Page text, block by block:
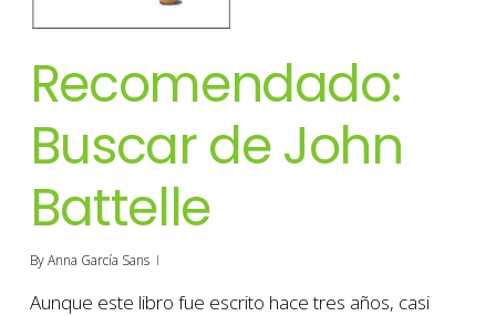
Recomendado:
Buscar de John
Battelle
ByAnna García Sans
Aunque este libro fue escrito hace tres años, casi